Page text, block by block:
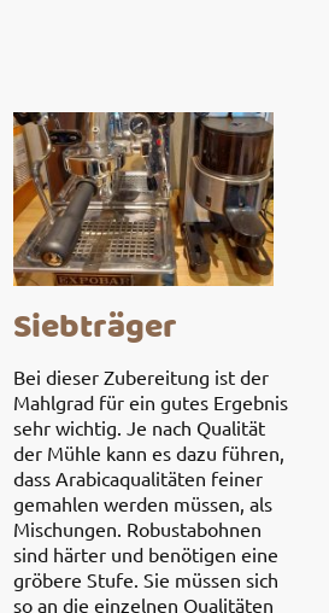
Siebträger
Bei dieser Zubereitung ist der
Mahlgrad für ein gutes Ergebnis
sehr wichtig. Je nach Qualität
der Mühle kann es dazu führen,
dass Arabicaqualitäten feiner
gemahlen werden müssen, als
Mischungen. Robustabohnen
sind härter und benötigen eine
gröbere Stufe. Sie müssen sich
so an die einzelnen Qualitäten